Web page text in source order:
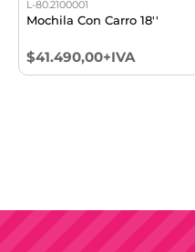
L-80.2100001
Mochila Con Carro 18''
$41.490,00+IVA